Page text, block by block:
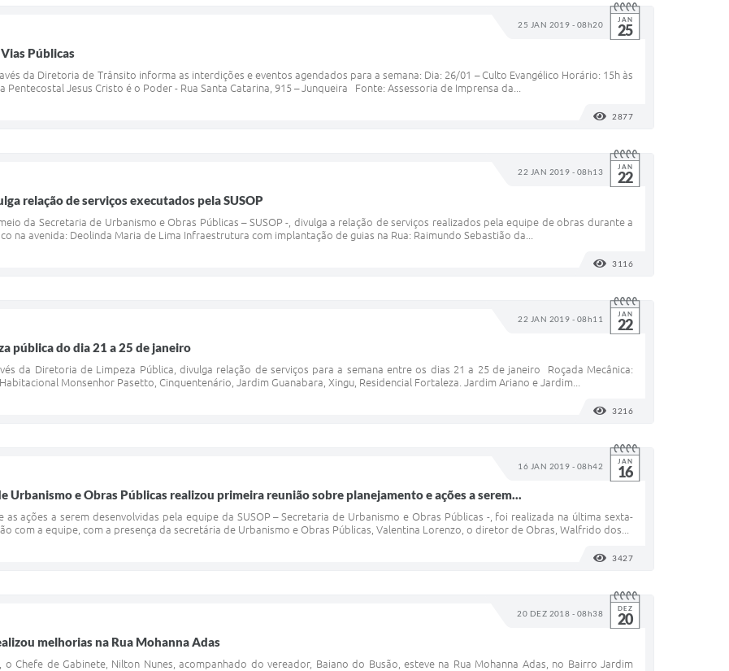
25 JAN 2019 - 08h20 JAN
25
Públicas
da Diretoria de Trânsito informa as interdições e eventos agendados para a semana: Dia: 26/01 – Culto Evangélico Horário: 15h às
Pentecostal Jesus Cristo é o Poder - Rua Santa Catarina, 915 – Junqueira Fonte: Assessoria de Imprensa da...
2877
22 JAN 2019 - 08h13 JAN
22
relação de serviços executados pela SUSOP
da Secretaria de Urbanismo e Obras Públicas – SUSOP -, divulga a relação de serviços realizados pela equipe de obras durante a
na avenida: Deolinda Maria de Lima Infraestrutura com implantação de guias na Rua: Raimundo Sebastião da...
3116
22 JAN 2019 - 08h11 JAN
22
pública do dia 21 a 25 de janeiro
da Diretoria de Limpeza Pública, divulga relação de serviços para a semana entre os dias 21 a 25 de janeiro Roçada Mecânica:
Monsenhor Pasetto, Cinquentenário, Jardim Guanabara, Xingu, Residencial Fortaleza. Jardim Ariano e Jardim...
3216
16 JAN 2019 - 08h42 JAN
16
Urbanismo e Obras Públicas realizou primeira reunião sobre planejamento e ações a serem...
as ações a serem desenvolvidas pela equipe da SUSOP – Secretaria de Urbanismo e Obras Públicas -, foi realizada na última sexta-
com a equipe, com a presença da secretária de Urbanismo e Obras Públicas, Valentina Lorenzo, o diretor de Obras, Walfrido dos...
3427
20 DEZ 2018 - 08h38 DEZ
20
melhorias na Rua Mohanna Adas
o Chefe de Gabinete, Nilton Nunes, acompanhado do vereador, Baiano do Busão, esteve na Rua Mohanna Adas, no Bairro Jardim